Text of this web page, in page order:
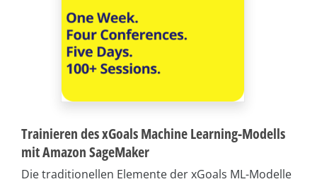
Trainieren des xGoals Machine Learning-Modells
mit Amazon SageMaker
Die traditionellen Elemente der xGoals ML-Modelle